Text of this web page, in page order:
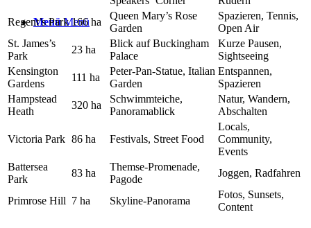
Menü Menü
Regent’s Park 166 ha
Queen Mary’s Rose
Garden
Spazieren, Tennis,
Open Air
St. James’s
Park
23 ha
Blick auf Buckingham
Palace
Kurze Pausen,
Sightseeing
Kensington
Gardens
111 ha
Peter-Pan-Statue, Italian
Garden
Entspannen,
Spazieren
Hampstead
Heath
320 ha
Schwimmteiche,
Panoramablick
Natur, Wandern,
Abschalten
Victoria Park 86 ha Festivals, Street Food
Locals,
Community,
Events
Battersea
Park
83 ha
Themse-Promenade,
Pagode
Joggen, Radfahren
Primrose Hill 7 ha Skyline-Panorama
Fotos, Sunsets,
Content